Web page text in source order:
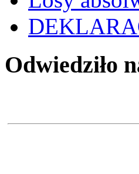
Odwiedziło